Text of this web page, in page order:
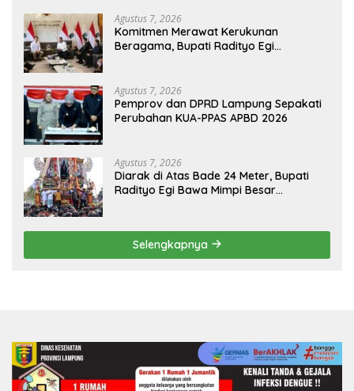
Agustus 7, 2026
Komitmen Merawat Kerukunan
Beragama, Bupati Radityo Egi
Agustus 7, 2026
Pemprov dan DPRD Lampung Sepakati
Perubahan KUA-PPAS APBD 2026
Agustus 7, 2026
Diarak di Atas Bade 24 Meter, Bupati
Radityo Egi Bawa Mimpi Besar
Selengkapnya